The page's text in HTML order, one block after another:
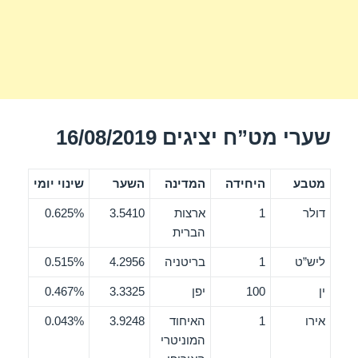
שערי מט”ח יציגים 16/08/2019
מטבע היחידה המדינה השער שינוי יומי
דולר 1
ארצות
הברית
3.5410
0.625%
ליש”ט 1 בריטניה 4.2956
0.515%
ין 100 יפן 3.3325
0.467%
אירו 1
האיחוד
המוניטרי
3.9248
0.043%